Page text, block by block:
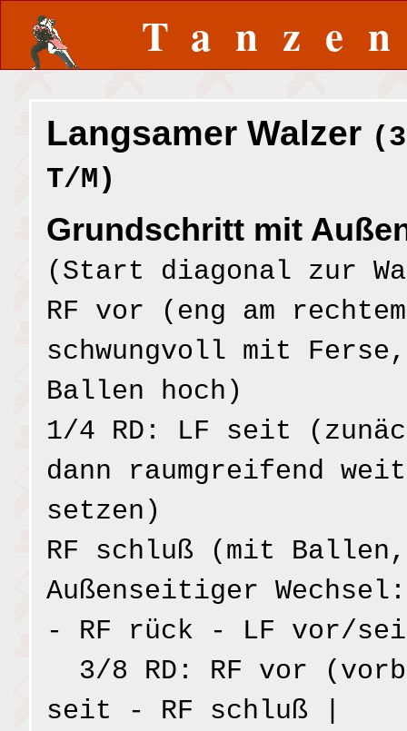
Langsamer Walzer
T/M)
Grundschritt mit
(Start diagonal zur
RF vor (eng am
schwungvoll mit
Ballen hoch)
1/4 RD: LF seit
dann raumgreifend
setzen)
RF schluß (mit
Außenseitiger
- RF rück - LF vor/
3/8 RD: RF vor
seit - RF schluß |